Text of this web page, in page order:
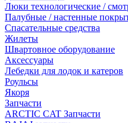
Люки технологические /
Палубные / настенные
Спасательные средства
Жилеты
Швартовное оборудование
Аксессуары
Лебедки для лодок и катеров
Роульсы
Якоря
Запчасти
ARCTIC CAT Запчасти